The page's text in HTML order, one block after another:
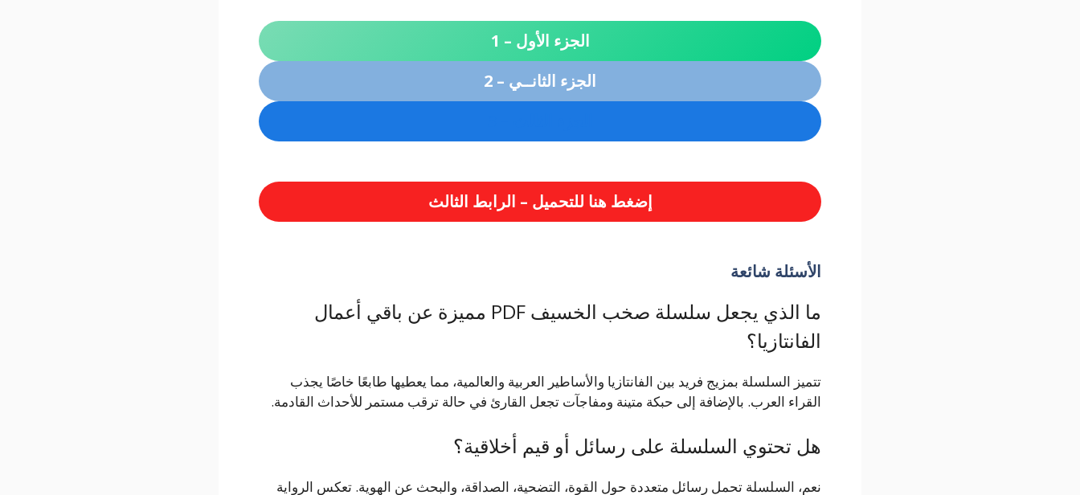
الجزء الأول – 1
الجزء الثانــي – 2
إضغط هنا للتحميل – الرابط الثالث
الأسئلة شائعة
ما الذي يجعل سلسلة صخب الخسيف PDF مميزة عن باقي أعمال
الفانتازيا؟
تتميز السلسلة بمزيج فريد بين الفانتازيا والأساطير العربية والعالمية، مما يعطيها طابعًا خاصًا يجذب
القراء العرب. بالإضافة إلى حبكة متينة ومفاجآت تجعل القارئ في حالة ترقب مستمر للأحداث القادمة.
هل تحتوي السلسلة على رسائل أو قيم أخلاقية؟
نعم، السلسلة تحمل رسائل متعددة حول القوة، التضحية، الصداقة، والبحث عن الهوية. تعكس الرواية